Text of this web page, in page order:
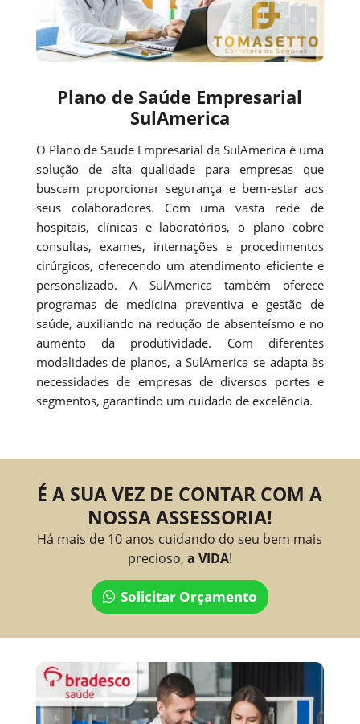
Plano de Saúde Empresarial
SulAmerica
O Plano de Saúde Empresarial da SulAmerica é uma
solução de alta qualidade para empresas que
buscam proporcionar segurança e bem-estar aos
seus colaboradores. Com uma vasta rede de
hospitais, clínicas e laboratórios, o plano cobre
consultas, exames, internações e procedimentos
cirúrgicos, oferecendo um atendimento eficiente e
personalizado. A SulAmerica também oferece
programas de medicina preventiva e gestão de
saúde, auxiliando na redução de absenteísmo e no
aumento da produtividade. Com diferentes
modalidades de planos, a SulAmerica se adapta às
necessidades de empresas de diversos portes e
segmentos, garantindo um cuidado de excelência.
É A SUA VEZ DE CONTAR COM A
NOSSA ASSESSORIA!
Há mais de 10 anos cuidando do seu bem mais
precioso, a VIDA!
Solicitar Orçamento